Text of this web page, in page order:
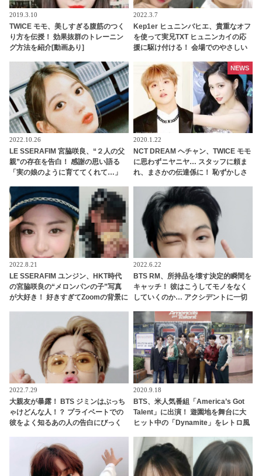
2019.3.10
TWICE モモ、美しすぎる腹筋のつく
り方を伝授！ 効果抜群のトレーニン
グ方法を紹介[動画あり]
2022.3.7
Kep1er ヒュニンバヒエ、貴重なオフ
を使って実兄TXT ヒュニンカイの応
援に駆け付ける！ 会場でのやさしい
の声も
2022.10.26
LE SSERAFIM 宮脇咲良、“２人の父
親”の存在を告白！ 感謝の思い語る
「実の娘のように育ててくれて…」
ティブな話題にも臆せず堂々とした
姿を見せる彼女に称賛の声
2020.1.22
NCT DREAM ヘチャン、TWICE モモ
に思わずニヤニヤ… スタッフに頼ま
れ、まさかの伝達係に！ 恥ずかしさ
する、かわいいすぎる姿に、ファン
の視線釘づけ
NEWS
2022.8.21
LE SSERAFIM ユンジン、HKT時代
の宮脇咲良の“メロンパンの子”写真
が大好き！ 好きすぎてZoomの背景に
を持ち出す・・ トリコになるのも納
得のどこか癖になる過去写真に注目
2022.6.22
BTS RM、所持品を壊す決定的瞬間を
キャッチ！ 彼はこうしてモノをなく
していくのか… アクシデントに一切
ラ「ちゃんと後ろを見て！」
2022.7.29
大親友が暴露！ BTS ジミンはぶっち
ゃけどんな人！？ プライベートでの
彼をよく知るあの人の告白にびっく
「またジミンを好きになった」
2020.9.18
BTS、米人気番組「America’s Got
Talent」に出演！ 遊園地を舞台に大
ヒット中の「Dynamite」をレトロ風